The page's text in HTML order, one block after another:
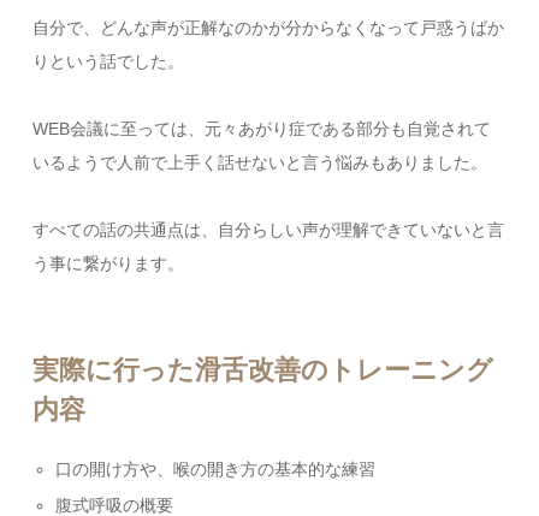
自分で、どんな声が正解なのかが分からなくなって戸惑うばか
りという話でした。
WEB会議に至っては、元々あがり症である部分も自覚されて
いるようで人前で上手く話せないと言う悩みもありました。
すべての話の共通点は、自分らしい声が理解できていないと言
う事に繋がります。
実際に行った滑舌改善のトレーニング
内容
口の開け方や、喉の開き方の基本的な練習
腹式呼吸の概要